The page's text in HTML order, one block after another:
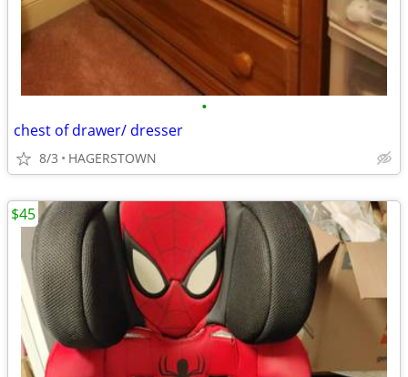
•
chest of drawer/ dresser
8/3 HAGERSTOWN
$45